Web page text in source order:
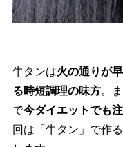
牛タンは火の通りが
る時短調理の味方。
で今ダイエットでも
回は「牛タン」で作